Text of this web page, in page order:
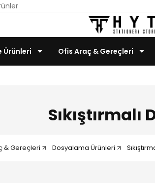
Ürünleri Ofis Araç & Gereçleri
Sıkıştırmalı
& Gereçleri Dosyalama Ürünleri